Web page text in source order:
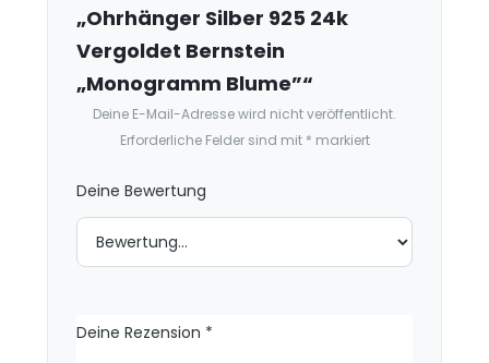
„Ohrhänger Silber 925 24k
Vergoldet Bernstein
„Monogramm Blume”“
Deine E-Mail-Adresse wird nicht veröffentlicht.
Erforderliche Felder sind mit * markiert
Deine Bewertung
Deine Rezension *